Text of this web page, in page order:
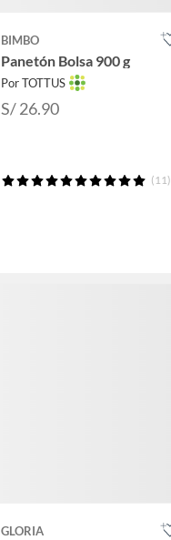
BIMBO
Panetón Bolsa 900 g
Por TOTTUS
S/ 26.90
(11)
GLORIA